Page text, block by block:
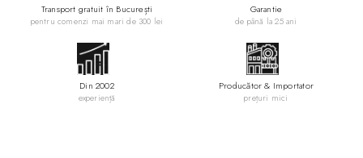
Transport gratuit în București
pentru comenzi mai mari de 300 lei
Garantie
de până la 25 ani
Din 2002
experiență
Producător & Importator
prețuri mici